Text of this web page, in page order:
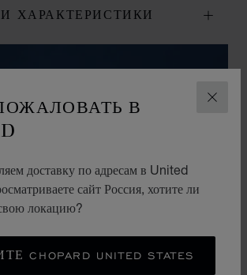
В
доставку по адресам в United
сайт Россия, хотите ли
локацию?
CHOPARD UNITED STATES
ХАРАКТЕРИСТИКИ